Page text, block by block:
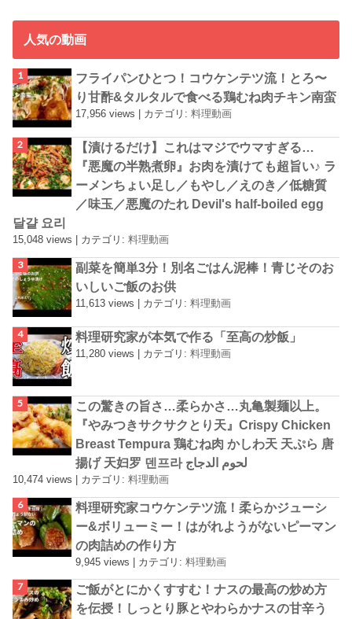
人気の動画
フライパンひとつ！コウケンテツ流！とろ〜
り甘酢&タルタルで食べる鶏むね肉チキン南蛮
17,956 views カテゴリ:料理動画
【漬けるだけ】これはマジでウマすぎる…
『悪魔の半熟煮卵』お肉を漬けても超旨い♪ ラ
ーメンちょい足し／もやし／えのき／低糖質
／味玉／悪魔のたれ Devil's half-boiled egg
달걀 요리
15,048 views カテゴリ:料理動画
副菜を簡単3分！別名ごはん泥棒！青じそのお
いしいご飯のお供
11,613 views カテゴリ:料理動画
料理研究家が本気で作る「至高の炒飯」
11,280 views カテゴリ:料理動画
この驚きの旨さ…柔らかさ…丸亀製麺以上。
『やみつきサクサクとり天』Crispy Chicken
Breast Tempura 鶏むね肉 かしわ天 天ぷら 唐
揚げ 天妇罗 덴프라 لحوم الدجاج
10,474 views カテゴリ:料理動画
料理研究家コウケンテツ流！柔らかジューシ
ー&ボリューミー！はがれようがないピーマン
の肉詰めの作り方
9,945 views カテゴリ:料理動画
ご飯がとにかくすすむ！ナスの最高の炒め方
を伝授！しっとり豚とやわらかナスの甘辛う